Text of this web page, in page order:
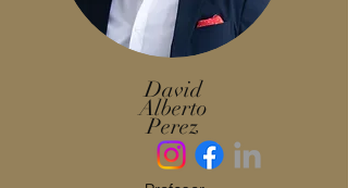
David
Alberto
Perez